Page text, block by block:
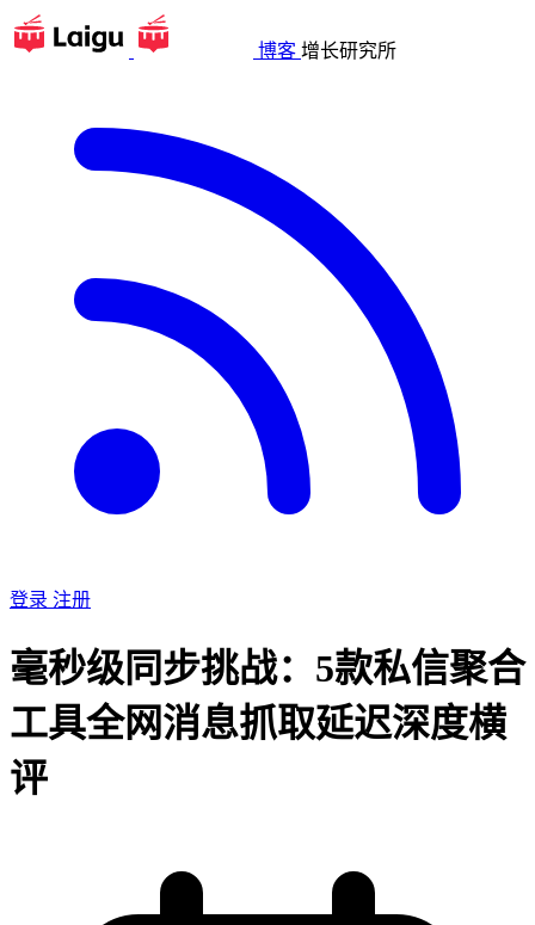
博客 增长研究所
登录 注册
毫秒级同步挑战：5款私信聚合
工具全网消息抓取延迟深度横
评